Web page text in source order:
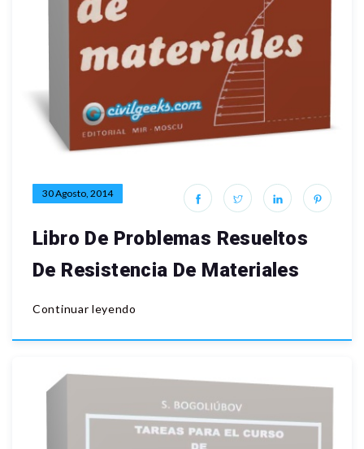
30 Agosto, 2014
Libro De Problemas Resueltos
De Resistencia De Materiales
Continuar leyendo